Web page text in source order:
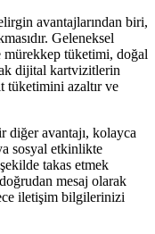
avantajlarından biri,
Geleneksel
mürekkep tüketimi, doğal
dijital kartvizitlerin
tüketimini azaltır ve
avantajı, kolayca
sosyal etkinlikte
takas etmek
mesaj olarak
iletişim bilgilerinizi